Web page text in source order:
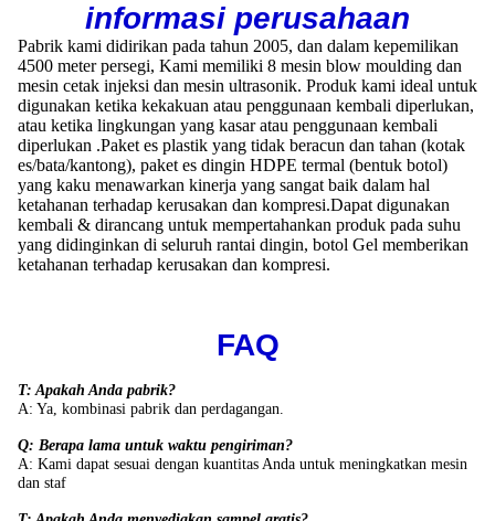
informasi perusahaan
Pabrik kami didirikan pada tahun 2005, dan dalam kepemilikan
4500 meter persegi, Kami memiliki 8 mesin blow moulding dan
mesin cetak injeksi dan mesin ultrasonik. Produk kami ideal untuk
digunakan ketika kekakuan atau penggunaan kembali diperlukan,
atau ketika lingkungan yang kasar atau penggunaan kembali
diperlukan .Paket es plastik yang tidak beracun dan tahan (kotak
es/bata/kantong), paket es dingin HDPE termal (bentuk botol)
yang kaku menawarkan kinerja yang sangat baik dalam hal
ketahanan terhadap kerusakan dan kompresi.Dapat digunakan
kembali & dirancang untuk mempertahankan produk pada suhu
yang didinginkan di seluruh rantai dingin, botol Gel memberikan
ketahanan terhadap kerusakan dan kompresi.
FAQ
T: Apakah Anda pabrik?
A: Ya, kombinasi pabrik dan perdagangan.
Q: Berapa lama untuk waktu pengiriman?
A: Kami dapat sesuai dengan kuantitas Anda untuk meningkatkan mesin
dan staf